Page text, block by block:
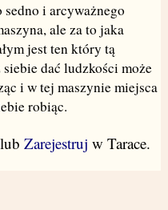
i arcyważnego
ale za to jaka
jest ten który tą
dać ludzkości może
i w tej maszynie miejsca
robiąc.
Zarejestruj w Tarace.